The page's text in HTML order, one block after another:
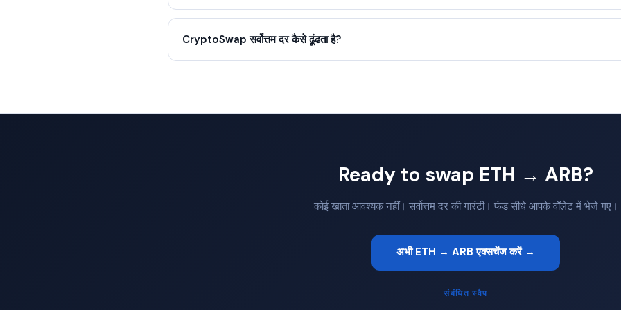
CryptoSwap सर्वोत्तम दर कैसे ढूंढता है?
Ready to swap ETH → ARB?
कोई खाता आवश्यक नहीं। सर्वोत्तम दर की गारंटी। फंड सीधे आपके वॉलेट में भेजे गए।
अभी ETH → ARB एक्सचेंज करें →
संबंधित स्वैप